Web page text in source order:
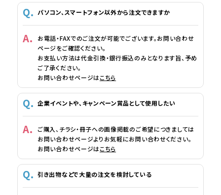
パソコン、スマートフォン以外から注文できますか
お電話・FAXでのご注文が可能でございます。お問い合わせ
ページをご確認ください。
お支払い方法は代金引換・銀行振込のみとなります旨、予め
ご了承ください。
お問い合わせページはこちら
企業イベントや、キャンペーン賞品として使用したい
ご購入、チラシ・冊子への画像掲載のご希望につきましては
お問い合わせページよりお気軽にお問い合わせください。
お問い合わせページはこちら
引き出物などで大量の注文を検討している